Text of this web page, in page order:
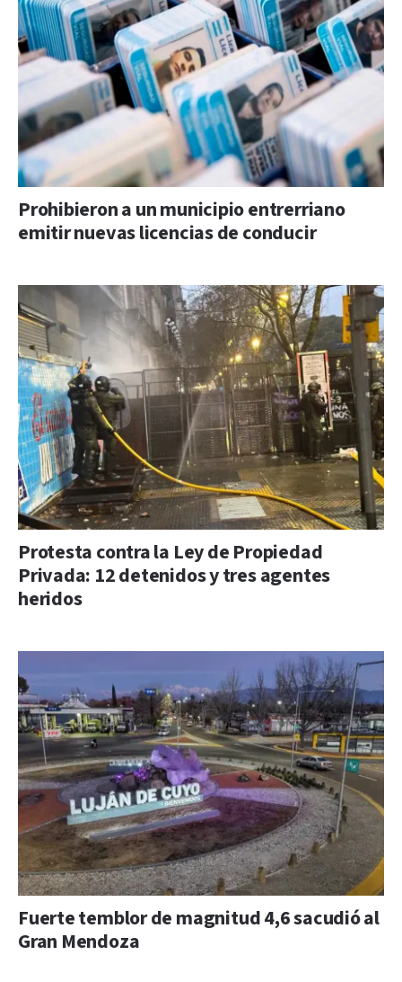
Prohibieron a un municipio entrerriano
emitir nuevas licencias de conducir
Protesta contra la Ley de Propiedad
Privada: 12 detenidos y tres agentes
heridos
Fuerte temblor de magnitud 4,6 sacudió al
Gran Mendoza